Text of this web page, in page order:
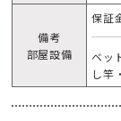
備考
部屋設備
保証
ベッ
し竿